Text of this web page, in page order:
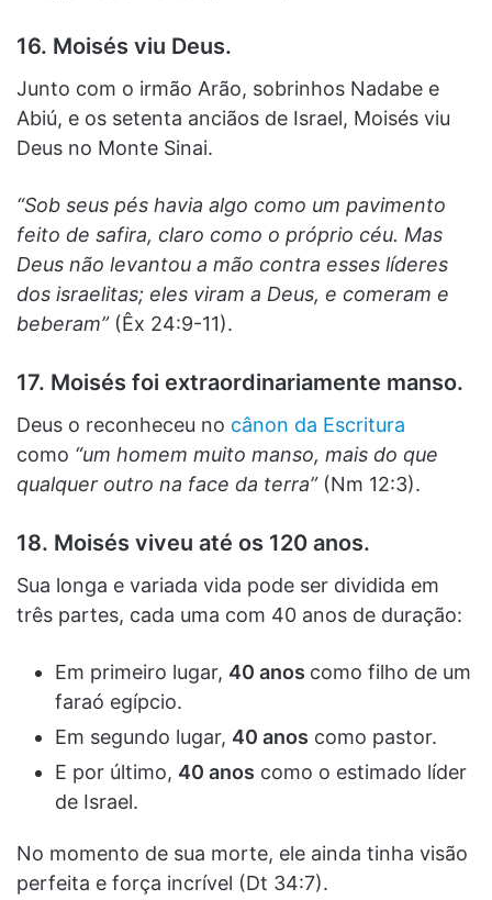
16. Moisés viu Deus.
Junto com o irmão Arão, sobrinhos Nadabe e
Abiú, e os setenta anciãos de Israel, Moisés viu
Deus no Monte Sinai.
“Sob seus pés havia algo como um pavimento
feito de safira, claro como o próprio céu. Mas
Deus não levantou a mão contra esses líderes
dos israelitas; eles viram a Deus, e comeram e
beberam”(Êx 24:9-11).
17. Moisés foi extraordinariamente manso.
Deus o reconheceu no cânon da Escritura
como “um homem muito manso, mais do que
qualquer outro na face da terra”(Nm 12:3).
18. Moisés viveu até os 120 anos.
Sua longa e variada vida pode ser dividida em
três partes, cada uma com 40 anos de duração:
Em primeiro lugar, 40 anos como filho de um
faraó egípcio.
Em segundo lugar, 40 anos como pastor.
E por último, 40 anos como o estimado líder
de Israel.
No momento de sua morte, ele ainda tinha visão
perfeita e força incrível (Dt 34:7).